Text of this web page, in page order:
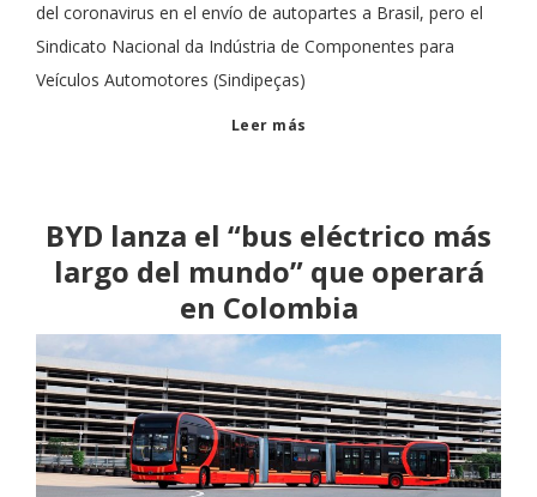
del coronavirus en el envío de autopartes a Brasil, pero el
Sindicato Nacional da Indústria de Componentes para
Veículos Automotores (Sindipeças)
Leer más
BYD lanza el “bus eléctrico más
largo del mundo” que operará
en Colombia